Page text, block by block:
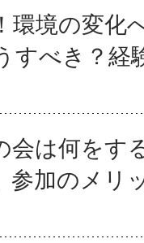
環境の変化
すべき？経
会は何をす
参加のメリ